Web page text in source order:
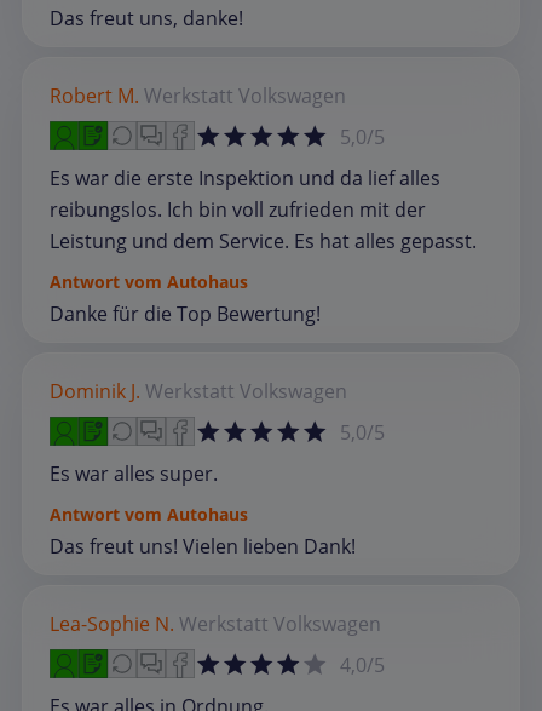
Das freut uns, danke!
Robert M. Werkstatt Volkswagen
5,0/5
Es war die erste Inspektion und da lief alles
reibungslos. Ich bin voll zufrieden mit der
Leistung und dem Service. Es hat alles gepasst.
Antwort vom Autohaus
Danke für die Top Bewertung!
Dominik J. Werkstatt Volkswagen
5,0/5
Es war alles super.
Antwort vom Autohaus
Das freut uns! Vielen lieben Dank!
Lea-Sophie N. Werkstatt Volkswagen
4,0/5
Es war alles in Ordnung.